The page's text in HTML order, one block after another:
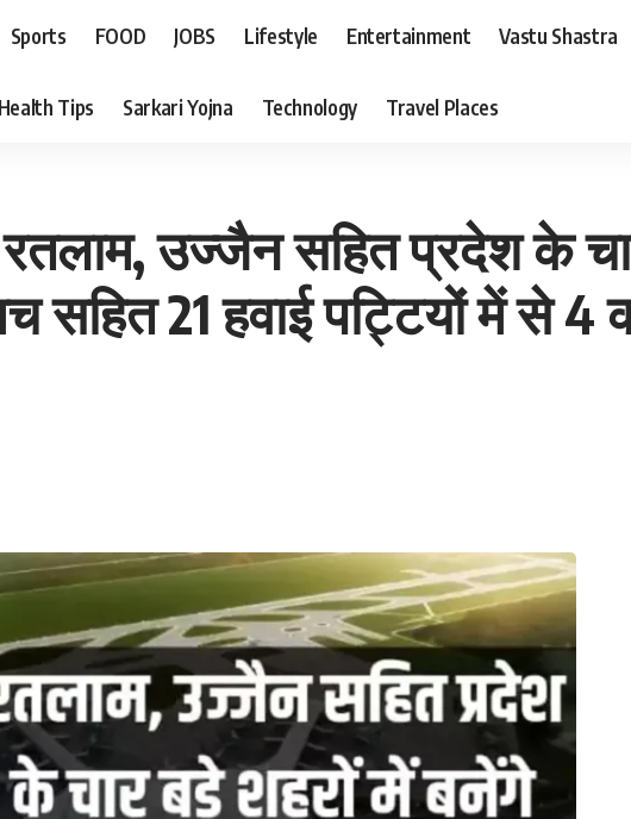
Sports FOOD JOBS Lifestyle Entertainment Vastu Shastra
Health Tips Sarkari Yojna Technology Travel Places
उज्जैन सहित प्रदेश के
सहित 21 हवाई पट्टियों में से 4